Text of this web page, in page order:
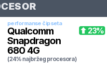
performanse čipseta
Qualcomm
Snapdragon
680 4G
(24% najbržeg procesora)
23%